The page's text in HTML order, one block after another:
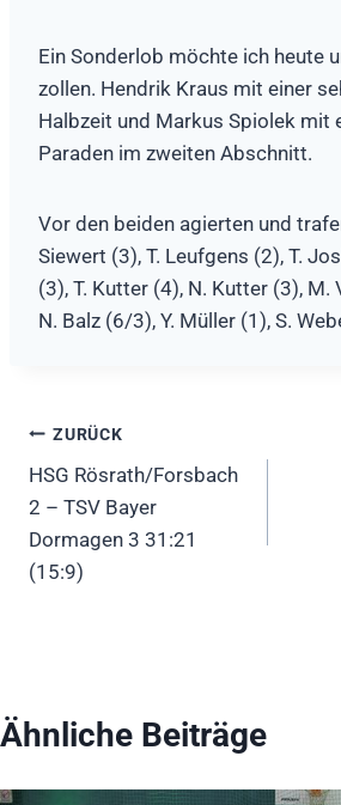
Ein Sonderlob möchte ich heute
zollen. Hendrik Kraus mit einer
Halbzeit und Markus Spiolek mit
Paraden im zweiten Abschnitt.
Vor den beiden agierten und
Siewert (3), T. Leufgens (2), T.
(3), T. Kutter (4), N. Kutter (3), M.
N. Balz (6/3), Y. Müller (1), S.
Beitragsnavigation
ZURÜCK
HSG Rösrath/Forsbach
2 – TSV Bayer
Dormagen 3 31:21
(15:9)
Ähnliche Beiträge